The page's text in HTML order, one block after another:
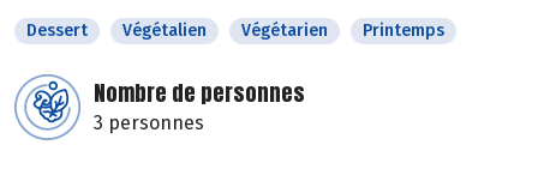
Dessert Végétalien Végétarien Printemps
Nombre de personnes
3 personnes